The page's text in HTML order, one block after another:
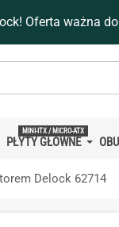
Oferta ważna
PŁYTY GŁÓWNE
MINI-ITX / MICRO-ATX
Delock 62714